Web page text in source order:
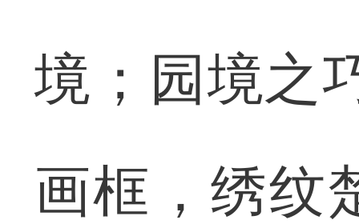
境；园境之
画框，绣纹